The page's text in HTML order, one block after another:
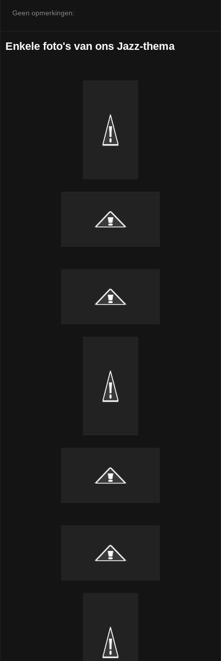
Geen opmerkingen:
Enkele foto's van ons Jazz-thema